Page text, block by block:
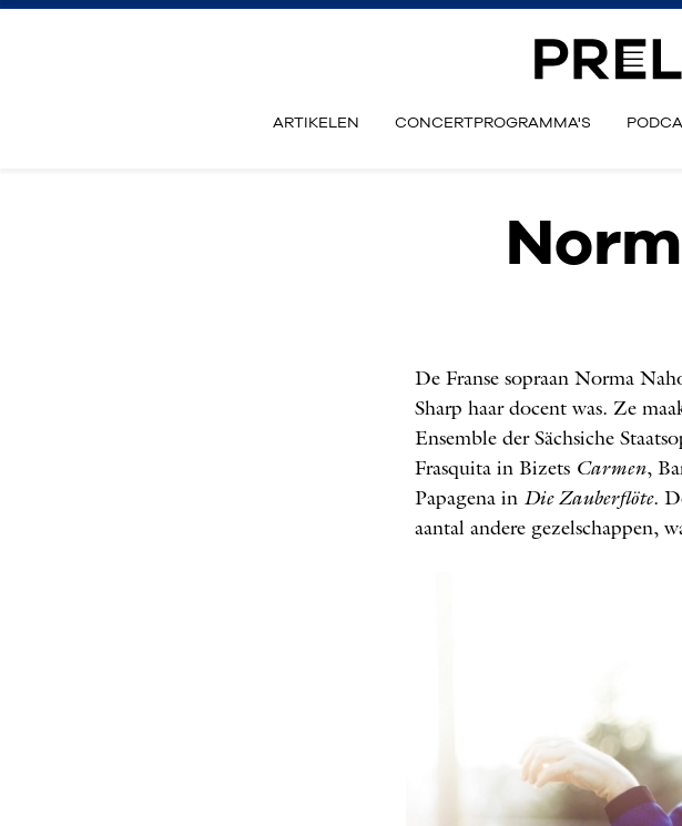
ARTIKELEN CONCERTPROGRAMMA'S
De Franse sopraan Norma
Sharp haar docent was. Ze
Ensemble der Sächsiche
Frasquita in Bizets Carmen,
Papagena in Die Zauberflöte.
aantal andere gezelschappen,